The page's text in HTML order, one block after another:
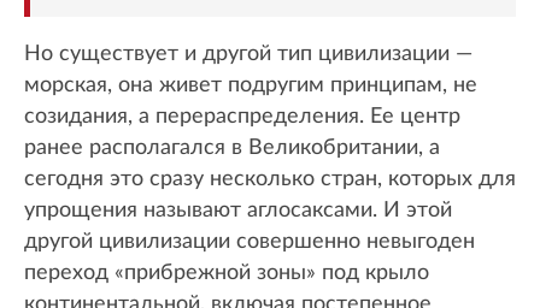
Но существует и другой тип цивилизации —
морская, она живет подругим принципам, не
созидания, а перераспределения. Ее центр
ранее располагался в Великобритании, а
сегодня это сразу несколько стран, которых для
упрощения называют аглосаксами. И этой
другой цивилизации совершенно невыгоден
переход «прибрежной зоны» под крыло